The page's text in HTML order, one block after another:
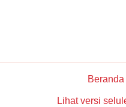
Beranda
Lihat versi